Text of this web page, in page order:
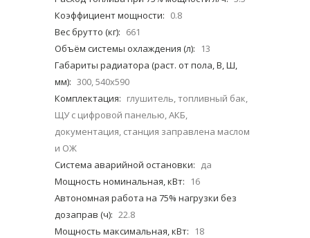
Коэффициент мощности: 0.8
Вес брутто (кг): 661
Объём системы охлаждения (л):
13
Габариты радиатора (раст. от пола, В, Ш,
мм): 300, 540х590
Комплектация: глушитель, топливный бак,
ЩУ с цифровой панелью, АКБ,
документация, станция заправлена маслом
и ОЖ
Система аварийной остановки: да
Мощность номинальная, кВт:
16
Автономная работа на 75% нагрузки без
дозаправ (ч): 22.8
Мощность максимальная, кВт:
18